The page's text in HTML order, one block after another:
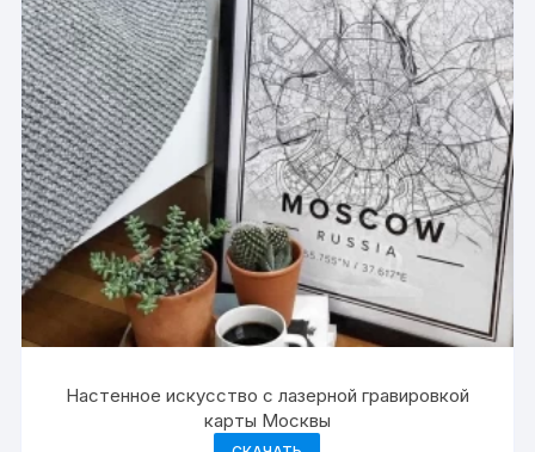
Настенное искусство с лазерной гравировкой
карты Москвы